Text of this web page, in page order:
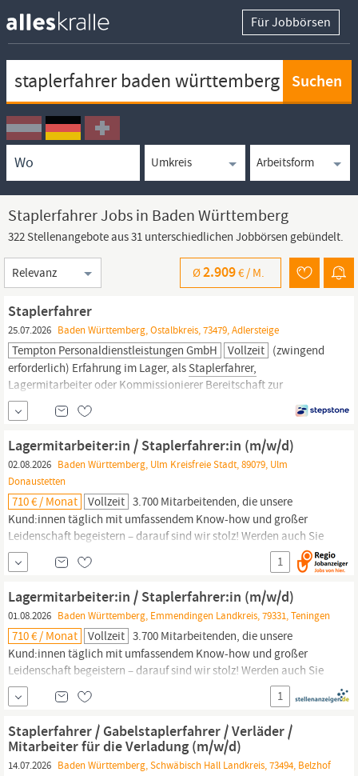
Für Jobbörsen
Ortssuche
Umkreissuche
Arbeitsform
Staplerfahrer Jobs in Baden Württemberg
322 Stellenangebote aus 31 unterschiedlichen Jobbörsen gebündelt.
Sortierung
Ø2.909€ / M.
Staplerfahrer
25.07.2026 Baden Württemberg, Ostalbkreis, 73479, Adlersteige
Tempton Personaldienstleistungen GmbH Vollzeit (zwingend
erforderlich) Erfahrung im Lager, als Staplerfahrer,
Lagermitarbeiter oder Kommissionierer Bereitschaft zur
Schichtarbeit (2- oder 3-Schicht) von Vorteil Deutschkenntnisse
(mind. A2/B1) wünschenswert Zuverlässigkeit, Teamfähigkeit und
Motivation unbefristetes Arbeitsverhältnis Bezahlung mindestens
nach BAP-Tarifvertrag tarifliche Zuschläge für
Lagermitarbeiter:in / Staplerfahrer:in (m/w/d)
02.08.2026 Baden Württemberg, Ulm Kreisfreie Stadt, 89079, Ulm
Donaustetten
710 € / Monat Vollzeit 3.700 Mitarbeitenden, die unsere
Kund:innen täglich mit umfassendem Know-how und großer
Leidenschaft begeistern – darauf sind wir stolz! Werden auch Sie
Teil unseres starken Teams und steigen Sie ab sofort am Standort
Ulm oder Teningen ein als Lagermitarbeiter:in /
Staplerfahrer:in
(m/w/d) Ihre Aufgaben In dieser Position sind Sie
1
Lagermitarbeiter:in / Staplerfahrer:in (m/w/d)
01.08.2026 Baden Württemberg, Emmendingen Landkreis, 79331, Teningen
710 € / Monat Vollzeit 3.700 Mitarbeitenden, die unsere
Kund:innen täglich mit umfassendem Know-how und großer
Leidenschaft begeistern – darauf sind wir stolz! Werden auch Sie
Teil unseres starken Teams und steigen Sie ab sofort am Standort
Ulm oder Teningen ein als Lagermitarbeiter:in /
Staplerfahrer:in
(m/w/d) Ihre Aufgaben In dieser Position sind Sie
1
Staplerfahrer / Gabelstaplerfahrer / Verläder /
Mitarbeiter für die Verladung (m/w/d)
14.07.2026 Baden Württemberg, Schwäbisch Hall Landkreis, 73494, Belzhof